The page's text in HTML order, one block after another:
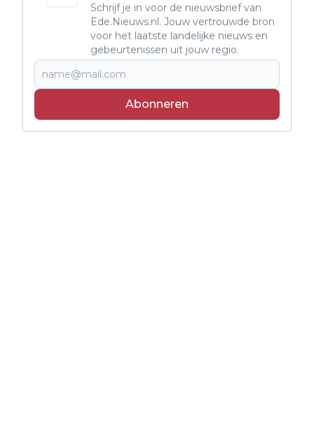
Schrijf je in voor de nieuwsbrief van
Ede.Nieuws.nl. Jouw vertrouwde bron
voor het laatste landelijke nieuws en
gebeurtenissen uit jouw regio.
Abonneren